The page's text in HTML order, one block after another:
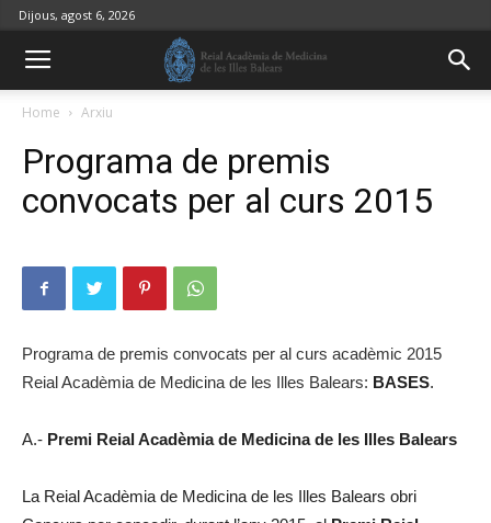
Dijous, agost 6, 2026
Home Arxiu
Programa de premis
convocats per al curs 2015
Programa de premis convocats per al curs acadèmic 2015
Reial Acadèmia de Medicina de les Illes Balears: BASES.
A.- Premi Reial Acadèmia de Medicina de les Illes Balears
La Reial Acadèmia de Medicina de les Illes Balears obri